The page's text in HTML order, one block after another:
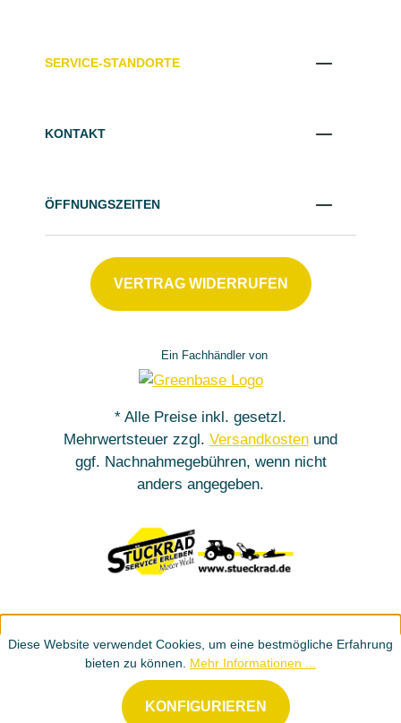
SERVICE-STANDORTE
KONTAKT
ÖFFNUNGSZEITEN
VERTRAG WIDERRUFEN
Ein Fachhändler von
* Alle Preise inkl. gesetzl.
Mehrwertsteuer zzgl. Versandkosten und
ggf. Nachnahmegebühren, wenn nicht
anders angegeben.
Diese Website verwendet Cookies, um eine bestmögliche Erfahrung
bieten zu können. Mehr Informationen ...
KONFIGURIEREN